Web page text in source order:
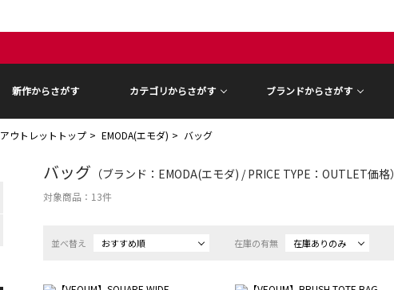
新作からさがす カテゴリからさがす ブランドからさがす
アウトレットトップ EMODA(エモダ) バッグ
バッグ （ブランド：EMODA(エモダ) / PRICE TYPE：OUTLET価格）
対象商品： 13件
並べ替え おすすめ順 在庫の有無 在庫ありのみ